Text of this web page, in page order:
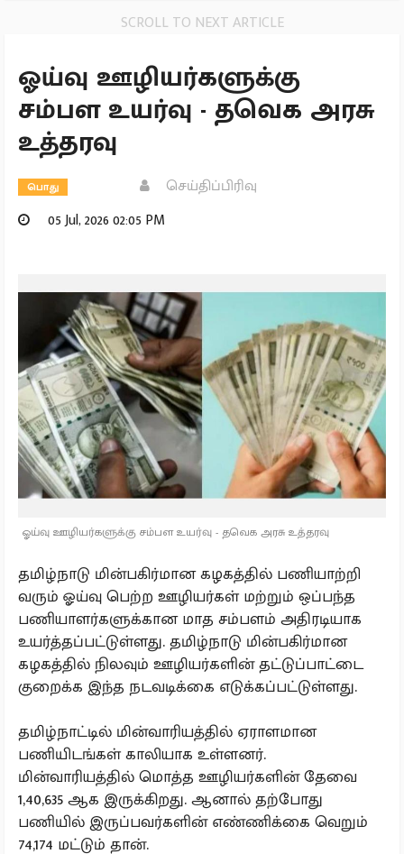
SCROLL TO NEXT ARTICLE
ஓய்வு ஊழியர்களுக்கு
சம்பள உயர்வு - தவெக அரசு
உத்தரவு
பொது
செய்திப்பிரிவு
05 Jul, 2026 02:05 PM
ஓய்வு ஊழியர்களுக்கு சம்பள உயர்வு - தவெக அரசு உத்தரவு
தமிழ்நாடு மின்பகிர்மான கழகத்தில் பணியாற்றி
வரும் ஓய்வு பெற்ற ஊழியர்கள் மற்றும் ஒப்பந்த
பணியாளர்களுக்கான மாத சம்பளம் அதிரடியாக
உயர்த்தப்பட்டுள்ளது. தமிழ்நாடு மின்பகிர்மான
கழகத்தில் நிலவும் ஊழியர்களின் தட்டுப்பாட்டை
குறைக்க இந்த நடவடிக்கை எடுக்கப்பட்டுள்ளது.
தமிழ்நாட்டில் மின்வாரியத்தில் ஏராளமான
பணியிடங்கள் காலியாக உள்ளனர்.
மின்வாரியத்தில் மொத்த ஊழியர்களின் தேவை
1,40,635 ஆக இருக்கிறது. ஆனால் தற்போது
பணியில் இருப்பவர்களின் எண்ணிக்கை வெறும்
74,174 மட்டும் தான்.